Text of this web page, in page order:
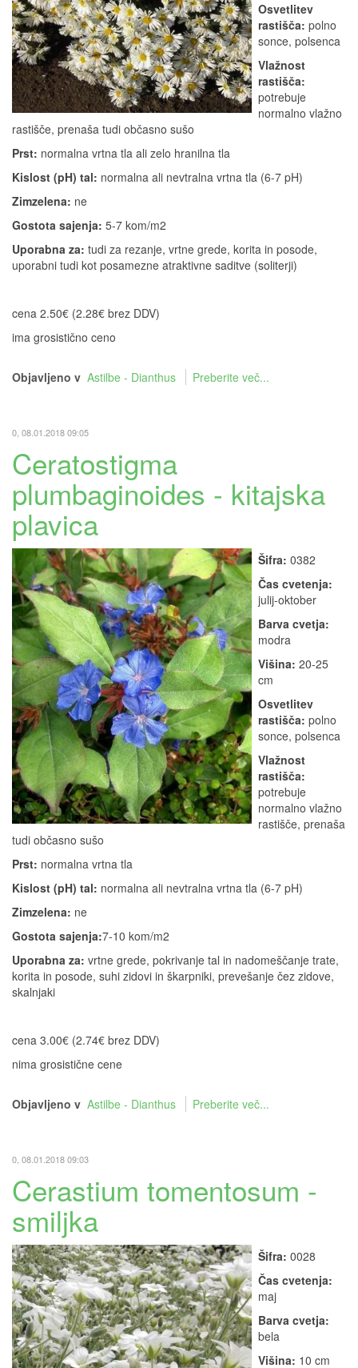
Osvetlitev
rastišča: polno
sonce, polsenca
Vlažnost
rastišča:
potrebuje
normalno vlažno
rastišče, prenaša tudi občasno sušo
Prst: normalna vrtna tla ali zelo hranilna tla
Kislost (pH) tal: normalna ali nevtralna vrtna tla (6-7 pH)
Zimzelena: ne
Gostota sajenja: 5-7 kom/m2
Uporabna za: tudi za rezanje, vrtne grede, korita in posode,
uporabni tudi kot posamezne atraktivne saditve (soliterji)
cena 2.50€ (2.28€ brez DDV)
ima grosistično ceno
Objavljeno v Astilbe - Dianthus Preberite več...
0, 08.01.2018 09:05
Ceratostigma
plumbaginoides - kitajska
plavica
Šifra: 0382
Čas cvetenja:
julij-oktober
Barva cvetja:
modra
Višina: 20-25
cm
Osvetlitev
rastišča: polno
sonce, polsenca
Vlažnost
rastišča:
potrebuje
normalno vlažno
rastišče, prenaša
tudi občasno sušo
Prst: normalna vrtna tla
Kislost (pH) tal: normalna ali nevtralna vrtna tla (6-7 pH)
Zimzelena: ne
Gostota sajenja:7-10 kom/m2
Uporabna za: vrtne grede, pokrivanje tal in nadomeščanje trate,
korita in posode, suhi zidovi in škarpniki, prevešanje čez zidove,
skalnjaki
cena 3.00€ (2.74€ brez DDV)
nima grosistične cene
Objavljeno v Astilbe - Dianthus Preberite več...
0, 08.01.2018 09:03
Cerastium tomentosum -
smiljka
Šifra: 0028
Čas cvetenja:
maj
Barva cvetja:
bela
Višina: 10 cm